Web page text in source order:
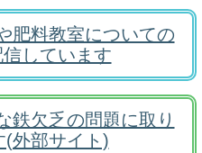
肥料教室についての
しています
鉄欠乏の問題に取り
(外部サイト)